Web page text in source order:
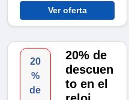
Ver oferta
20
%
de
20% de
descuen
to en el